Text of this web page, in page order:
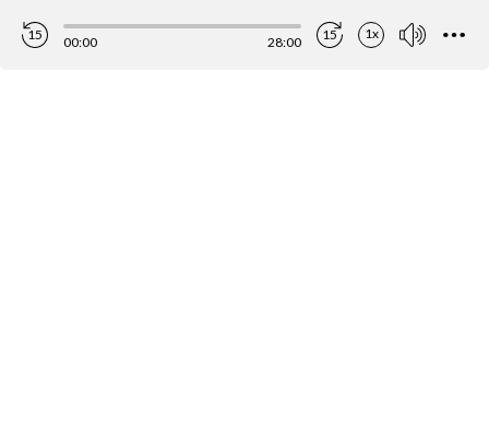
15 00:00 28:00 15 1x